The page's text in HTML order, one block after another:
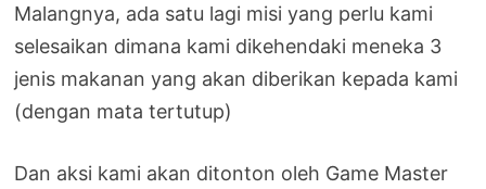
Malangnya, ada satu lagi misi yang perlu kami
selesaikan dimana kami dikehendaki meneka 3
jenis makanan yang akan diberikan kepada kami
(dengan mata tertutup)
Dan aksi kami akan ditonton oleh Game Master